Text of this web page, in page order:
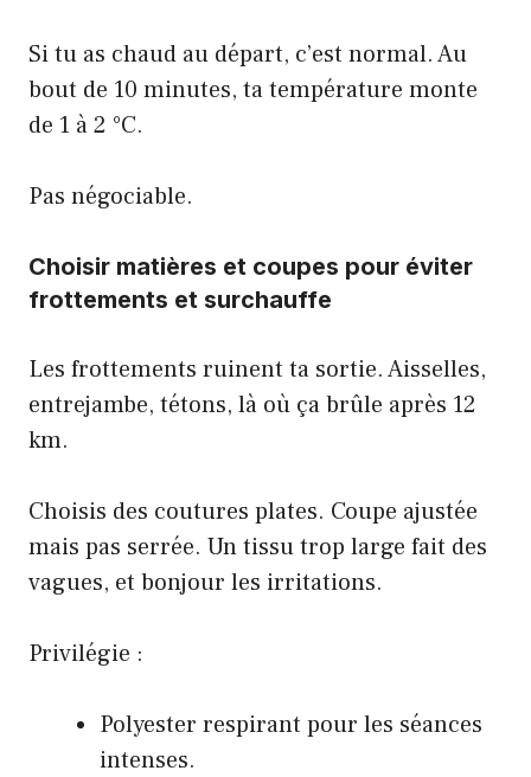
Si tu as chaud au départ, c’est normal. Au
bout de 10 minutes, ta température monte
de 1 à 2 °C.
Pas négociable.
Choisir matières et coupes pour éviter
frottements et surchauffe
Les frottements ruinent ta sortie. Aisselles,
entrejambe, tétons, là où ça brûle après 12
km.
Choisis des coutures plates. Coupe ajustée
mais pas serrée. Un tissu trop large fait des
vagues, et bonjour les irritations.
Privilégie :
Polyester respirant pour les séances
intenses.